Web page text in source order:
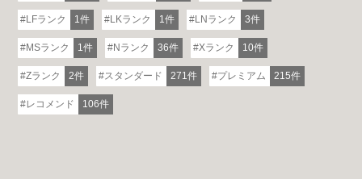
LFランク 1件 LKランク 1件 LNランク 3件
MSランク 1件 Nランク 36件 Xランク 10件
Zランク 2件 スタンダード 271件 プレミアム 215件
レコメンド 106件